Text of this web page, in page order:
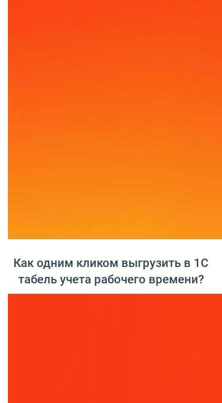
Как одним кликом выгрузить в 1С
табель учета рабочего времени?